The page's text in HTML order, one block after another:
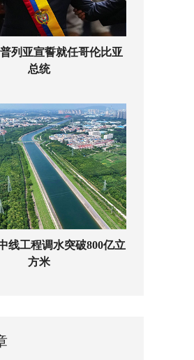
列亚宣誓就任哥伦比亚
总统
线工程调水突破800亿立
方米